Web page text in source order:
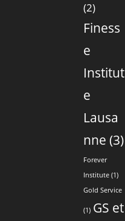
(2)
Finess
e
Institut
e
Lausa
nne (3)
Forever
Institute (1)
Gold Service
(1) GS et